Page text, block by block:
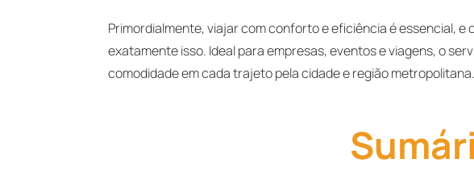
Primordialmente, viajar com conforto e eficiência é essencial, e
exatamente isso. Ideal para empresas, eventos e viagens, o
comodidade em cada trajeto pela cidade e região metropolitana.